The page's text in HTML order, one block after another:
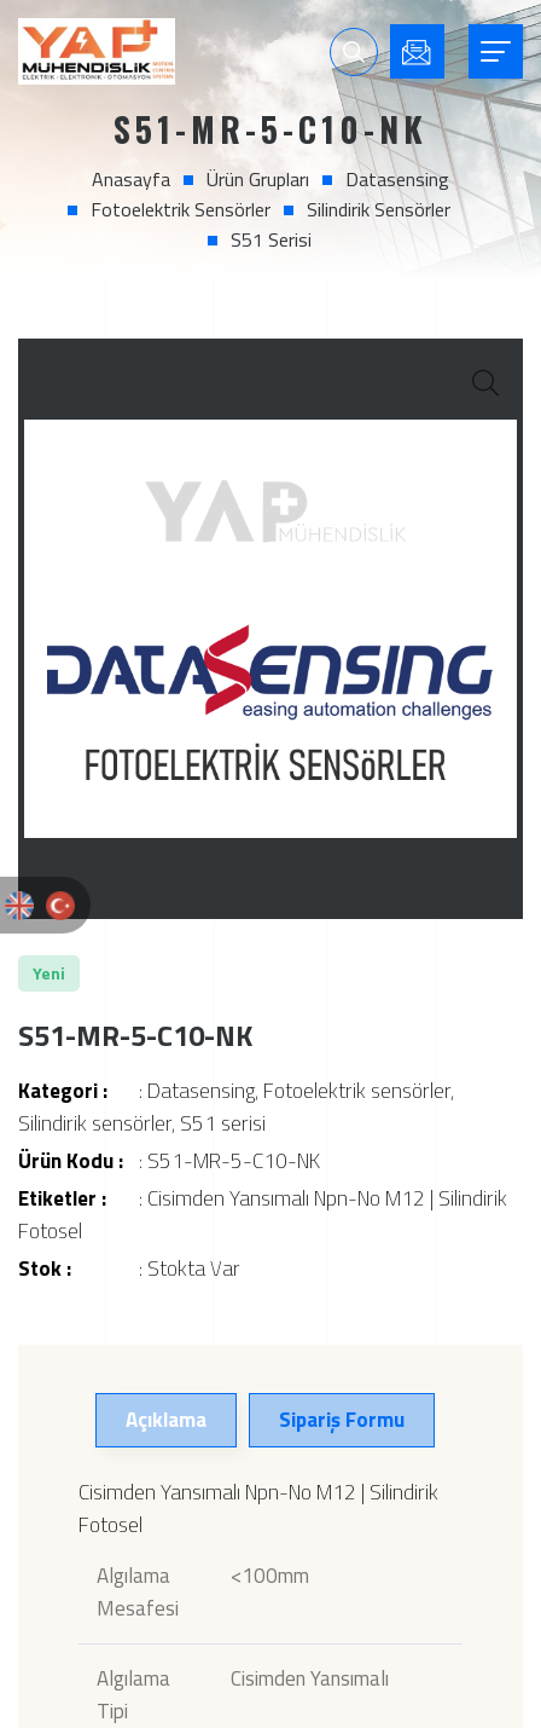
S51-MR-5-C10-NK
Anasayfa Ürün Grupları
Datasensing
Fotoelektrik Sensörler
Silindirik Sensörler
S51 Serisi
Yeni
S51-MR-5-C10-NK
Kategori : : Datasensing, Fotoelektrik sensörler,
Silindirik sensörler, S51 serisi
Ürün Kodu : : S51-MR-5-C10-NK
Etiketler :
: Cisimden Yansımalı Npn-No M12 | Silindirik
Fotosel
Stok :
: Stokta Var
Açıklama Sipariş Formu
Cisimden Yansımalı Npn-No M12 | Silindirik
Fotosel
Algılama
Mesafesi
<100mm
Algılama
Tipi
Cisimden Yansımalı